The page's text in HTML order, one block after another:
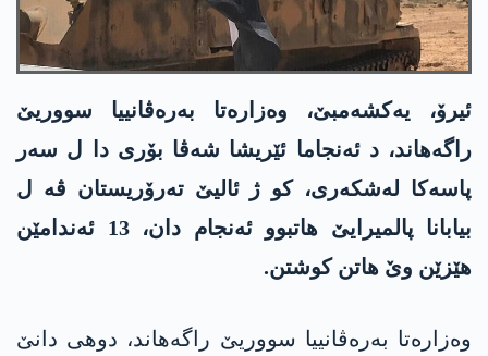
ئیرۆ، یەکشەمبێ، وەزارەتا بەرەڤانییا سووریێ
راگه‌هاند، د ئەنجاما ئێریشا شەڤا بۆری دا ل سەر
پاسه‌كا لەشکەری، کو ژ ئالیێ تەرۆریستان ڤە ل
بیابانا پالمیرایێ هاتبوو ئەنجام دان، 13 ئەندامێن
هێزێن وێ هاتن کوشتن.
وەزارەتا بەرەڤانییا سووریێ راگه‌هاند، دوهی دانێ